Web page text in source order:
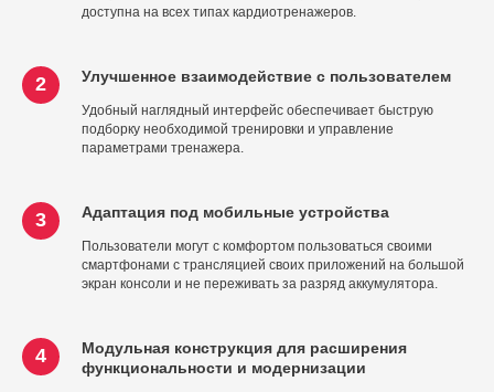
доступна на всех типах кардиотренажеров.
2 Улучшенное взаимодействие с пользователем
Удобный наглядный интерфейс обеспечивает быструю
подборку необходимой тренировки и управление
параметрами тренажера.
3 Адаптация под мобильные устройства
Пользователи могут с комфортом пользоваться своими
смартфонами с трансляцией своих приложений на большой
экран консоли и не переживать за разряд аккумулятора.
4
Модульная конструкция для расширения
функциональности и модернизации